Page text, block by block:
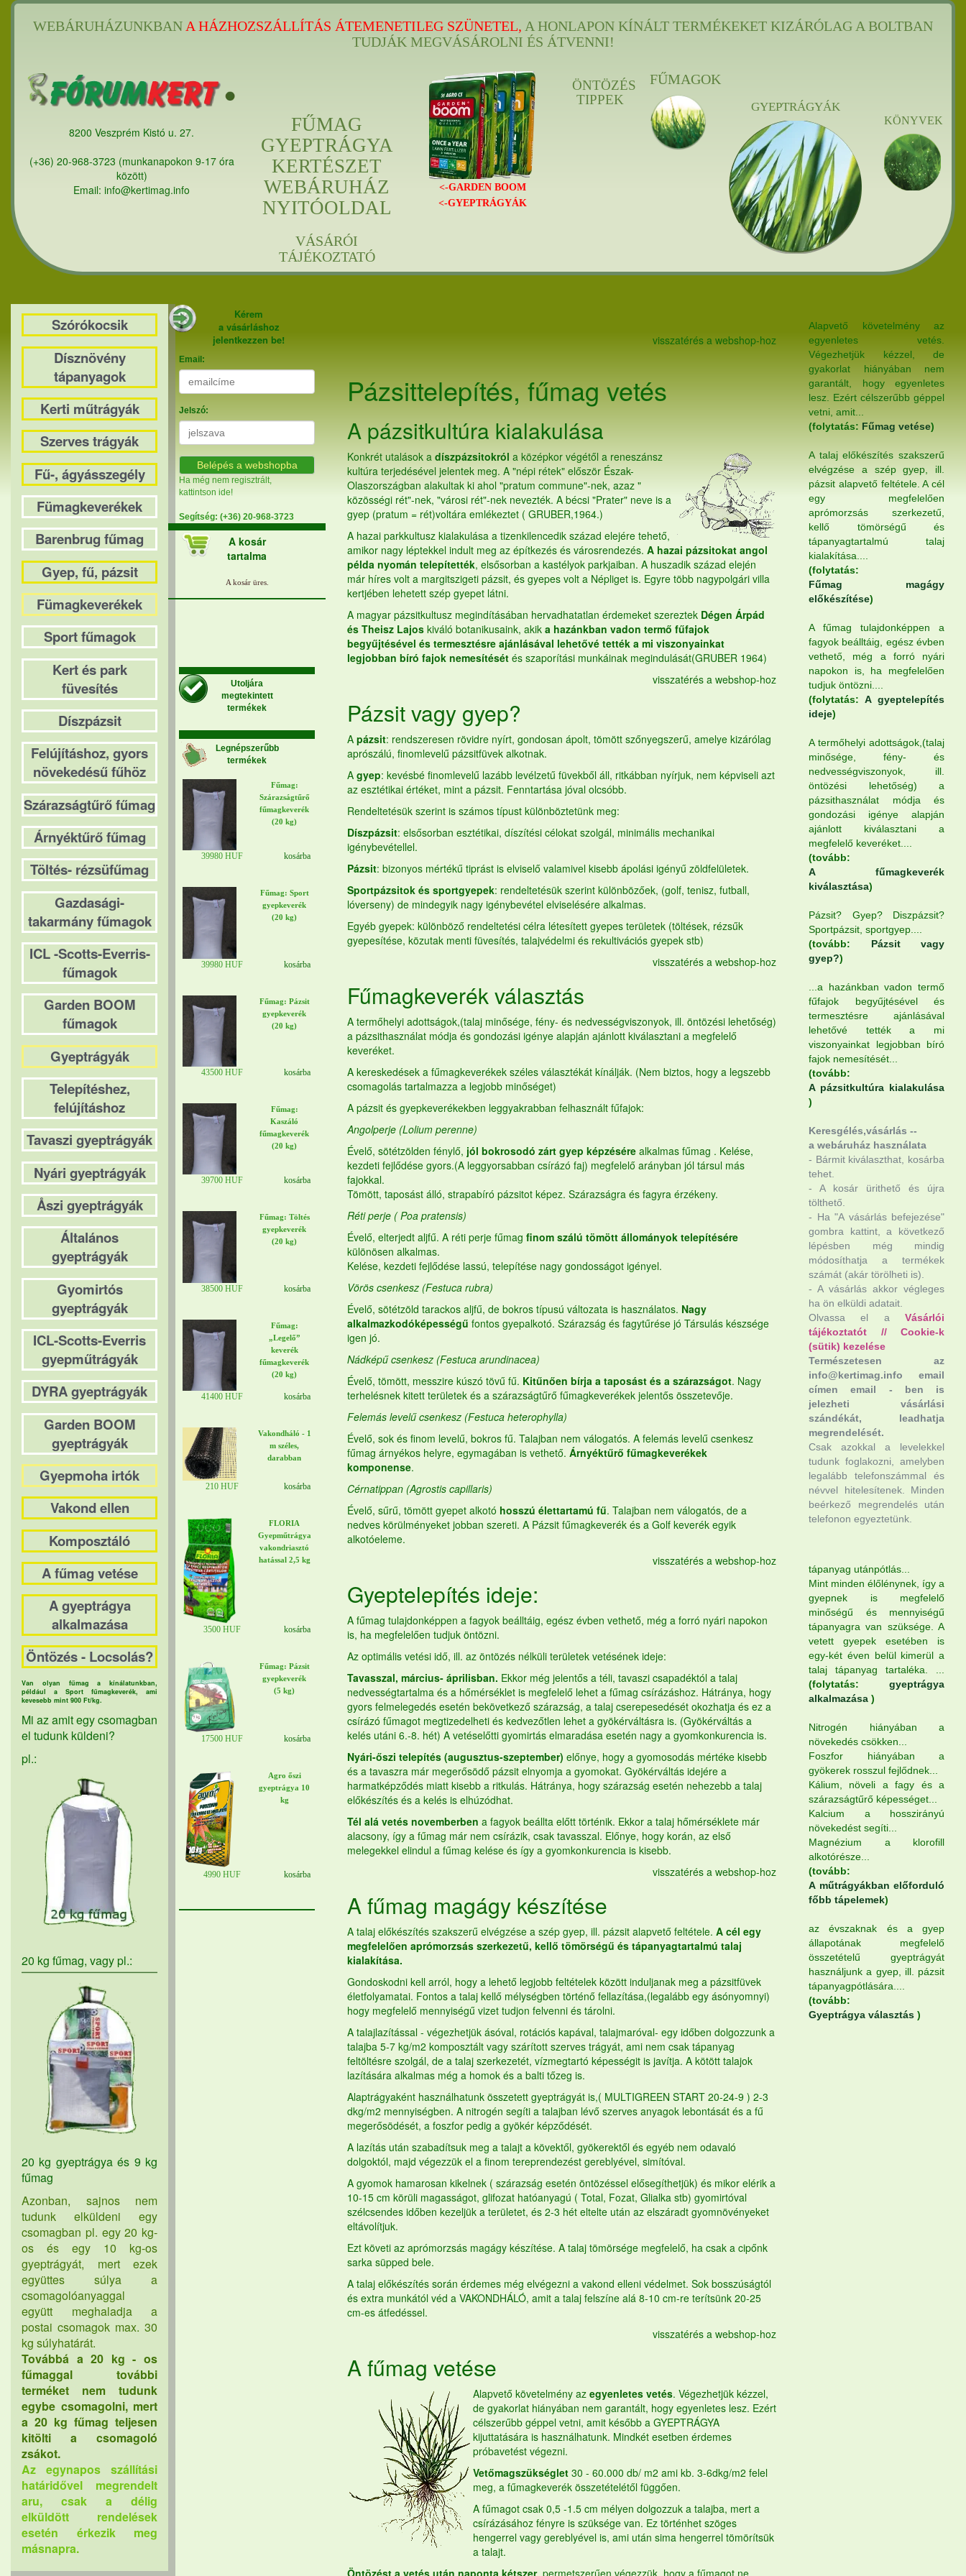
WEBÁRUHÁZUNKBAN A HÁZHOZSZÁLLÍTÁS ÁTEMENETILEG SZÜNETEL, A HONLAPON KÍNÁLT TERMÉKEKET KIZÁRÓLAG A BOLTBAN
TUDJÁK MEGVÁSÁROLNI ÉS ÁTVENNI!
8200 Veszprém Kistó u. 27.
(+36) 20-968-3723 (munkanapokon 9-17 óra
között)
Email: info@kertimag.info
FŰMAG
GYEPTRÁGYA
KERTÉSZET
WEBÁRUHÁZ
NYITÓOLDAL
VÁSÁRÓI
TÁJÉKOZTATÓ
<-GARDEN BOOM
<-GYEPTRÁGYÁK
ÖNTÖZÉS
TIPPEK
FŰMAGOK
GYEPTRÁGYÁK
KÖNYVEK
Szórókocsik
Dísznövény
tápanyagok
Kerti műtrágyák
Szerves trágyák
Fű-, ágyásszegély
Fümagkeverékek
Barenbrug fűmag
Gyep, fű, pázsit
Fümagkeverékek
Sport fűmagok
Kert és park
füvesítés
Díszpázsit
Felújításhoz, gyors
növekedésű fűhöz
Szárazságtűrő fűmag
Árnyéktűrő fűmag
Töltés- rézsüfűmag
Gazdasági-
takarmány fűmagok
ICL -Scotts-Everris-
fűmagok
Garden BOOM
fűmagok
Gyeptrágyák
Telepítéshez,
felújításhoz
Tavaszi gyeptrágyák
Nyári gyeptrágyák
Åszi gyeptrágyák
Általános
gyeptrágyák
Gyomirtós
gyeptrágyák
ICL-Scotts-Everris
gyepműtrágyák
DYRA gyeptrágyák
Garden BOOM
gyeptrágyák
Gyepmoha irtók
Vakond ellen
Komposztáló
A fűmag vetése
A gyeptrágya
alkalmazása
Öntözés - Locsolás?
Van olyan fűmag a kínálatunkban,
például a Sport fűmagkeverék, ami
kevesebb mint 900 Ft/kg.
Mi az amit egy csomagban
el tudunk küldeni?
pl.:
20 kg fűmag, vagy pl.:
20 kg gyeptrágya és 9 kg
fűmag
Azonban, sajnos nem
tudunk elküldeni egy
csomagban pl. egy 20 kg-
os és egy 10 kg-os
gyeptrágyát, mert ezek
együttes súlya a
csomagolóanyaggal
együtt meghaladja a
postai csomagok max. 30
kg súlyhatárát.
Továbbá a 20 kg - os
fűmaggal további
terméket nem tudunk
egybe csomagolni, mert
a 20 kg fűmag teljesen
kitölti a csomagoló
zsákot.
Az egynapos szállítási
határidővel megrendelt
aru, csak a délig
elküldött rendelések
esetén érkezik meg
másnapra.
Kérem
a vásárláshoz
jelentkezzen be!
Email:
Jelszó:
Belépés a webshopba
Ha még nem regisztrált,
kattintson ide!
Segítség: (+36) 20-968-3723
A kosár
tartalma
Utoljára
megtekintett
termékek
Legnépszerűbb
termékek
Fűmag:
Szárazságtűrő
fűmagkeverék
(20 kg)
39980 HUF kosárba
Fűmag: Sport
gyepkeverék
(20 kg)
39980 HUF kosárba
Fűmag: Pázsit
gyepkeverék
(20 kg)
43500 HUF kosárba
Fűmag:
Kaszáló
fűmagkeverék
(20 kg)
39700 HUF kosárba
Fűmag: Töltés
gyepkeverék
(20 kg)
38500 HUF kosárba
Fűmag:
„Legelő”
keverék
fűmagkeverék
(20 kg)
41400 HUF kosárba
Vakondháló - 1
m széles,
darabban
210 HUF kosárba
FLORIA
Gyepműtrágya
vakondriasztó
hatással 2,5 kg
3500 HUF kosárba
Fűmag: Pázsit
gyepkeverék
(5 kg)
17500 HUF kosárba
Agro őszi
gyeptrágya 10
kg
4990 HUF kosárba
visszatérés a webshop-hoz
Pázsittelepítés,fűmagvetés
A pázsitkultúra kialakulása
Konkrét utalások a díszpázsitokról a középkor végétől a reneszánsz
kultúra terjedésével jelentek meg. A "népi rétek" először Észak-
Olaszországban alakultak ki ahol "pratum commune"-nek, azaz "
közösségi rét"-nek, "városi rét"-nek nevezték. A bécsi "Prater" neve is a
gyep (pratum = rét)voltára emlékeztet ( GRUBER,1964.)
A hazai parkkultusz kialakulása a tizenkilencedik század elejére tehető,
amikor nagy léptekkel indult meg az építkezés és városrendezés. A hazai pázsitokat angol
példa nyomán telepítették, elsősorban a kastélyok parkjaiban. A huszadik század elején
már híres volt a margitszigeti pázsit, és gyepes volt a Népliget is. Egyre több nagypolgári villa
kertjében lehetett szép gyepet látni.
A magyar pázsitkultusz megindításában hervadhatatlan érdemeket szereztek Dégen Árpád
és Theisz Lajos kiváló botanikusaink, akik a hazánkban vadon termő fűfajok
begyűjtésével és termesztésre ajánlásával lehetővé tették a mi viszonyainkat
legjobban bíró fajok nemesítését és szaporítási munkáinak megindulását(GRUBER 1964)
visszatérés a webshop-hoz
Pázsit vagy gyep?
A pázsit: rendszeresen rövidre nyírt, gondosan ápolt, tömött szőnyegszerű, amelye kizárólag
aprószálú, finomlevelű pázsitfüvek alkotnak.
A gyep: kevésbé finomlevelű lazább levélzetű füvekből áll, ritkábban nyírjuk, nem képviseli azt
az esztétikai értéket, mint a pázsit. Fenntartása jóval olcsóbb.
Rendeltetésük szerint is számos típust különböztetünk meg:
Díszpázsit: elsősorban esztétikai, díszítési célokat szolgál, minimális mechanikai
igénybevétellel.
Pázsit: bizonyos mértékű tiprást is elviselő valamivel kisebb ápolási igényű zöldfelületek.
Sportpázsitok és sportgyepek: rendeltetésük szerint különbözőek, (golf, tenisz, futball,
lóverseny) de mindegyik nagy igénybevétel elviselésére alkalmas.
Egyéb gyepek: különböző rendeltetési célra létesített gyepes területek (töltések, rézsűk
gyepesítése, közutak menti füvesítés, talajvédelmi és rekultivációs gyepek stb)
visszatérés a webshop-hoz
Fűmagkeverékválasztás
A termőhelyi adottságok,(talaj minősége, fény- és nedvességviszonyok, ill. öntözési lehetőség)
a pázsithasználat módja és gondozási igénye alapján ajánlott kiválasztani a megfelelő
keveréket.
A kereskedések a fűmagkeverékek széles választékát kínálják. (Nem biztos, hogy a legszebb
csomagolás tartalmazza a legjobb minőséget)
A pázsit és gyepkeverékekben leggyakrabban felhasznált fűfajok:
Angolperje (Lolium perenne)
Évelő, sötétzölden fénylő, jól bokrosodó zárt gyep képzésére alkalmas fűmag . Kelése,
kezdeti fejlődése gyors.(A leggyorsabban csírázó faj) megfelelő arányban jól társul más
fajokkal.
Tömött, taposást álló, strapabíró pázsitot képez. Szárazságra és fagyra érzékeny.
Réti perje ( Poa pratensis)
Évelő, elterjedt aljfű. A réti perje fűmag finom szálú tömött állományok telepítésére
különösen alkalmas.
Kelése, kezdeti fejlődése lassú, telepítése nagy gondosságot igényel.
Vörös csenkesz (Festuca rubra)
Évelő, sötétzöld tarackos aljfű, de bokros típusú változata is használatos. Nagy
alkalmazkodóképességű fontos gyepalkotó. Szárazság és fagytűrése jó Társulás készsége
igen jó.
Nádképű csenkesz (Festuca arundinacea)
Évelő, tömött, messzire kúszó tövű fű. Kitűnően bírja a taposást és a szárazságot. Nagy
terhelésnek kitett területek és a szárazságtűrő fűmagkeverékek jelentős összetevője.
Felemás levelű csenkesz (Festuca heterophylla)
Évelő, sok és finom levelű, bokros fű. Talajban nem válogatós. A felemás levelű csenkesz
fűmag árnyékos helyre, egymagában is vethető. Árnyéktűrő fűmagkeverékek
komponense.
Cérnatippan (Agrostis capillaris)
Évelő, sűrű, tömött gyepet alkotó hosszú élettartamú fű. Talajban nem válogatós, de a
nedves körülményeket jobban szereti. A Pázsit fűmagkeverék és a Golf keverék egyik
alkotóeleme.
visszatérés a webshop-hoz
Gyeptelepítés ideje:
A fűmag tulajdonképpen a fagyok beálltáig, egész évben vethető, még a forró nyári napokon
is, ha megfelelően tudjuk öntözni.
Az optimális vetési idő, ill. az öntözés nélküli területek vetésének ideje:
Tavasszal, március- áprilisban. Ekkor még jelentős a téli, tavaszi csapadéktól a talaj
nedvességtartalma és a hőmérséklet is megfelelő lehet a fűmag csírázáshoz. Hátránya, hogy
gyors felmelegedés esetén bekövetkező szárazság, a talaj cserepesedését okozhatja és ez a
csírázó fűmagot megtizedelheti és kedvezőtlen lehet a gyökérváltásra is. (Gyökérváltás a
kelés utáni 6.-8. hét) A vetéselőtti gyomirtás elmaradása esetén nagy a gyomkonkurencia is.
Nyári-őszi telepítés (augusztus-szeptember) előnye, hogy a gyomosodás mértéke kisebb
és a tavaszra már megerősödő pázsit elnyomja a gyomokat. Gyökérváltás idejére a
harmatképződés miatt kisebb a ritkulás. Hátránya, hogy szárazság esetén nehezebb a talaj
előkészítés és a kelés is elhúzódhat.
Tél alá vetés novemberben a fagyok beállta előtt történik. Ekkor a talaj hőmérséklete már
alacsony, így a fűmag már nem csírázik, csak tavasszal. Előnye, hogy korán, az első
melegekkel elindul a fűmag kelése és így a gyomkonkurencia is kisebb.
visszatérés a webshop-hoz
Afűmag magágy készítése
A talaj előkészítés szakszerű elvégzése a szép gyep, ill. pázsit alapvető feltétele. A cél egy
megfelelően aprómorzsás szerkezetű, kellő tömörségű és tápanyagtartalmú talaj
kialakítása.
Gondoskodni kell arról, hogy a lehető legjobb feltételek között induljanak meg a pázsitfüvek
életfolyamatai. Fontos a talaj kellő mélységben történő fellazítása,(legalább egy ásónyomnyi)
hogy megfelelő mennyiségű vizet tudjon felvenni és tárolni.
A talajlazítással - végezhetjük ásóval, rotációs kapával, talajmaróval- egy időben dolgozzunk a
talajba 5-7 kg/m2 komposztált vagy szárított szerves trágyát, ami nem csak tápanyag
feltöltésre szolgál, de a talaj szerkezetét, vízmegtartó képességit is javítja. A kötött talajok
lazítására alkalmas még a homok és a balti tőzeg is.
Alaptrágyaként használhatunk összetett gyeptrágyát is,( MULTIGREEN START 20-24-9 ) 2-3
dkg/m2 mennyiségben. A nitrogén segíti a talajban lévő szerves anyagok lebontását és a fű
megerősödését, a foszfor pedig a gyökér képződését.
A lazítás után szabadítsuk meg a talajt a kövektől, gyökerektől és egyéb nem odavaló
dolgoktól, majd végezzük el a finom tereprendezést gereblyével, simítóval.
A gyomok hamarosan kikelnek ( szárazság esetén öntözéssel elősegíthetjük) és mikor elérik a
10-15 cm körüli magasságot, glifozat hatóanyagú ( Total, Fozat, Glialka stb) gyomirtóval
szélcsendes időben kezeljük a területet, és 2-3 hét eltelte után az elszáradt gyomnövényeket
eltávolítjuk.
Ezt követi az aprómorzsás magágy készítése. A talaj tömörsége megfelelő, ha csak a cipőnk
sarka süpped bele.
A talaj előkészítés során érdemes még elvégezni a vakond elleni védelmet. Sok bosszúságtól
és extra munkától véd a VAKONDHÁLÓ, amit a talaj felszíne alá 8-10 cm-re terítsünk 20-25
cm-es átfedéssel.
visszatérés a webshop-hoz
Afűmag vetése
Alapvető követelmény az egyenletes vetés. Végezhetjük kézzel,
de gyakorlat hiányában nem garantált, hogy egyenletes lesz. Ezért
célszerűbb géppel vetni, amit később a GYEPTRÁGYA
kijuttatására is használhatunk. Mindkét esetben érdemes
próbavetést végezni.
Vetőmagszükséglet 30 - 60.000 db/ m2 ami kb. 3-6dkg/m2 felel
meg, a fűmagkeverék összetételétől függően.
A fűmagot csak 0,5 -1.5 cm mélyen dolgozzuk a talajba, mert a
csírázásához fényre is szüksége van. Ez történhet szöges
hengerrel vagy gereblyével is, ami után sima hengerrel tömörítsük
a talajt.
Öntözést a vetés után naponta kétszer, permetszerűen végezzük, hogy a fűmagot ne
Alapvető követelmény az
egyenletes vetés.
Végezhetjük kézzel, de
gyakorlat hiányában nem
garantált, hogy egyenletes
lesz. Ezért célszerűbb géppel
vetni, amit...
(folytatás: Fűmag vetése)
A talaj előkészítés szakszerű
elvégzése a szép gyep, ill.
pázsit alapvető feltétele. A cél
egy megfelelően
aprómorzsás szerkezetű,
kellő tömörségű és
tápanyagtartalmú talaj
kialakítása....
(folytatás:
Fűmag magágy
előkészítése)
A fűmag tulajdonképpen a
fagyok beálltáig, egész évben
vethető, még a forró nyári
napokon is, ha megfelelően
tudjuk öntözni....
(folytatás: A gyeptelepítés
ideje)
A termőhelyi adottságok,(talaj
minősége, fény- és
nedvességviszonyok, ill.
öntözési lehetőség) a
pázsithasználat módja és
gondozási igénye alapján
ajánlott kiválasztani a
megfelelő keveréket....
(tovább:
A fűmagkeverék
kiválasztása)
Pázsit? Gyep? Diszpázsit?
Sportpázsit, sportgyep....
(tovább: Pázsit vagy
gyep?)
...a hazánkban vadon termő
fűfajok begyűjtésével és
termesztésre ajánlásával
lehetővé tették a mi
viszonyainkat legjobban bíró
fajok nemesítését...
(tovább:
A pázsitkultúra kialakulása
)
Keresgélés,vásárlás --
a webáruház használata
- Bármit kiválaszthat, kosárba
tehet.
- A kosár ürithető és újra
tölthető.
- Ha "A vásárlás befejezése"
gombra kattint, a következő
lépésben még mindig
módosíthatja a termékek
számát (akár törölheti is).
- A vásárlás akkor végleges
ha ön elküldi adatait.
Olvassa el a Vásárlói
tájékoztatót // Cookie-k
(sütik) kezelése
Természetesen az
info@kertimag.info email
címen email - ben is
jelezheti vásárlási
szándékát, leadhatja
megrendelését.
Csak azokkal a levelekkel
tudunk foglakozni, amelyben
legalább telefonszámmal és
névvel hitelesítenek. Minden
beérkező megrendelés után
telefonon egyeztetünk.
tápanyag utánpótlás...
Mint minden élőlénynek, így a
gyepnek is megfelelő
minőségű és mennyiségű
tápanyagra van szüksége. A
vetett gyepek esetében is
egy-két éven belül kimerül a
talaj tápanyag tartaléka. ...
(folytatás: gyeptrágya
alkalmazása )
Nitrogén hiányában a
növekedés csökken...
Foszfor hiányában a
gyökerek rosszul fejlődnek...
Kálium, növeli a fagy és a
szárazságtűrő képességet...
Kalcium a hosszirányú
növekedést segíti...
Magnézium a klorofill
alkotórésze...
(tovább:
A műtrágyákban előforduló
főbb tápelemek)
az évszaknak és a gyep
állapotának megfelelő
összetételű gyeptrágyát
használjunk a gyep, ill. pázsit
tápanyagpótlására....
(tovább:
Gyeptrágya választás )